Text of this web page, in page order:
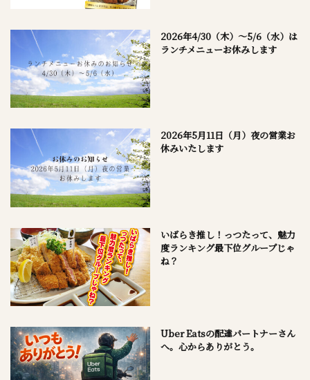
2026年4/30（木）～5/6（水）は
ランチメニューお休みします
2026年5月11日（月）夜の営業お
休みいたします
いばらき推し！っつたって、魅力
度ランキング最下位グループじゃ
ね？
Uber Eatsの配達パートナーさん
へ。心からありがとう。